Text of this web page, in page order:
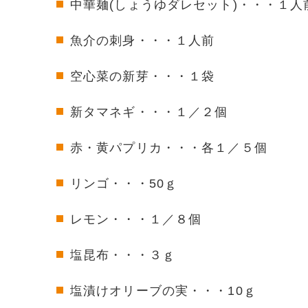
中華麺(しょうゆダレセット)・・・１人
魚介の刺身・・・１人前
空心菜の新芽・・・１袋
新タマネギ・・・１／２個
赤・黄パプリカ・・・各１／５個
リンゴ・・・50ｇ
レモン・・・１／８個
塩昆布・・・３ｇ
塩漬けオリーブの実・・・10ｇ